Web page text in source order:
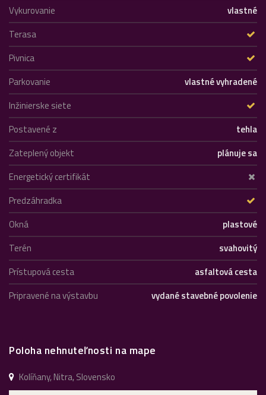
Vykurovanie
vlastné
Terasa
Pivnica
Parkovanie
vlastné vyhradené
Inžinierske siete
Postavené z
tehla
Zateplený objekt
plánuje sa
Energetický certifikát
Predzáhradka
Okná
plastové
Terén
svahovitý
Prístupová cesta
asfaltová cesta
Pripravené na výstavbu
vydané stavebné povolenie
Poloha nehnuteľnosti na mape
Kolíňany, Nitra, Slovensko